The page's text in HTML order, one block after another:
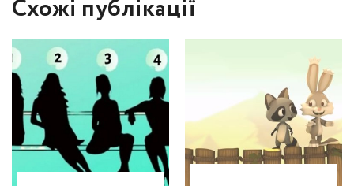
Схожі публікації